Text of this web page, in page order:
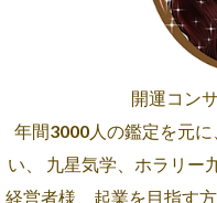
開運コン
年間3000人の鑑定を元
い、 九星気学、ホラリー
経営者様、起業を目指す